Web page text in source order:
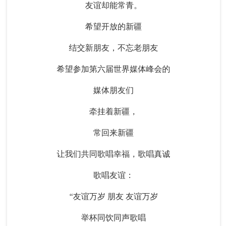
友谊却能常青。
希望开放的新疆
结交新朋友，不忘老朋友
希望参加第六届世界媒体峰会的
媒体朋友们
牵挂着新疆，
常回来新疆
让我们共同歌唱幸福，歌唱真诚
歌唱友谊：
“友谊万岁 朋友 友谊万岁
举杯同饮同声歌唱